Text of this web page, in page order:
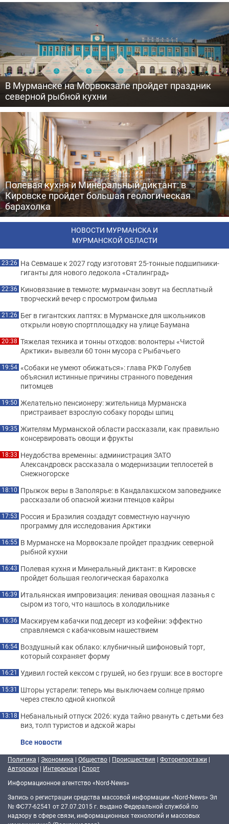
В Мурманске на Морвокзале пройдет праздник
северной рыбной кухни
Полевая кухня и Минеральный диктант: в
Кировске пройдет большая геологическая
барахолка
НОВОСТИ МУРМАНСКА И
МУРМАНСКОЙ ОБЛАСТИ
23:26 На Севмаше к 2027 году изготовят 25-тонные подшипники-
гиганты для нового ледокола «Сталинград»
22:36 Киновязание в темноте: мурманчан зовут на бесплатный
творческий вечер с просмотром фильма
21:26 Бег в гигантских лаптях: в Мурманске для школьников
открыли новую спортплощадку на улице Баумана
20:38 Тяжелая техника и тонны отходов: волонтеры «Чистой
Арктики» вывезли 60 тонн мусора с Рыбачьего
19:54 «Собаки не умеют обижаться»: глава РКФ Голубев
объяснил истинные причины странного поведения
питомцев
19:50 Желательно пенсионеру: жительница Мурманска
пристраивает взрослую собаку породы шпиц
19:35 Жителям Мурманской области рассказали, как правильно
консервировать овощи и фрукты
18:33 Неудобства временны: администрация ЗАТО
Александровск рассказала о модернизации теплосетей в
Снежногорске
18:10 Прыжок веры в Заполярье: в Кандалакшском заповеднике
рассказали об опасной жизни птенцов кайры
17:53 Россия и Бразилия создадут совместную научную
программу для исследования Арктики
16:55 В Мурманске на Морвокзале пройдет праздник северной
рыбной кухни
16:43 Полевая кухня и Минеральный диктант: в Кировске
пройдет большая геологическая барахолка
16:39 Итальянская импровизация: ленивая овощная лазанья с
сыром из того, что нашлось в холодильнике
16:36 Маскируем кабачки под десерт из кофейни: эффектно
справляемся с кабачковым нашествием
16:54 Воздушный как облако: клубничный шифоновый торт,
который сохраняет форму
16:21 Удивил гостей кексом с грушей, но без груши: все в восторге
15:31 Шторы устарели: теперь мы выключаем солнце прямо
через стекло одной кнопкой
13:18 Небанальный отпуск 2026: куда тайно рвануть с детьми без
виз, толп туристов и адской жары
Все новости
Политика | Экономика | Общество | Происшествия | Фоторепортажи |
Авторское | Интересное | Спорт
Информационное агентство «Nord-News»
Запись о регистрации средства массовой информации «Nord-News» Эл
№ ФС77-62541 от 27.07.2015 г. выдано Федеральной службой по
надзору в сфере связи, информационных технологий и массовых